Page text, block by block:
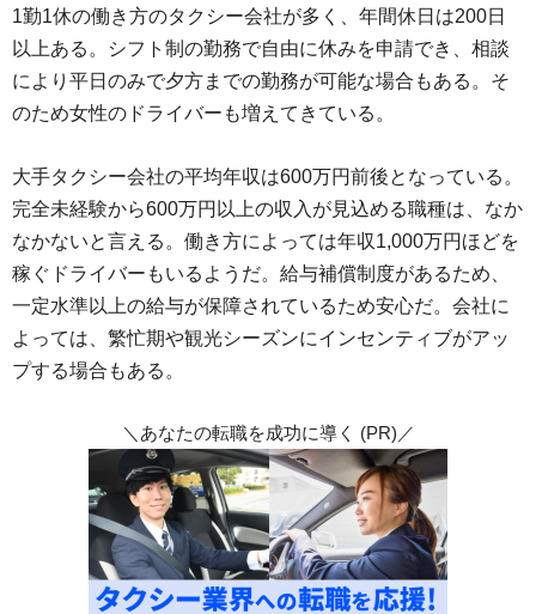
1勤1休の働き方のタクシー会社が多く、年間休日は200日
以上ある。シフト制の勤務で自由に休みを申請でき、相談
により平日のみで夕方までの勤務が可能な場合もある。そ
のため女性のドライバーも増えてきている。
大手タクシー会社の平均年収は600万円前後となっている。
完全未経験から600万円以上の収入が見込める職種は、なか
なかないと言える。働き方によっては年収1,000万円ほどを
稼ぐドライバーもいるようだ。給与補償制度があるため、
一定水準以上の給与が保障されているため安心だ。会社に
よっては、繁忙期や観光シーズンにインセンティブがアッ
プする場合もある。
＼あなたの転職を成功に導く (PR)／